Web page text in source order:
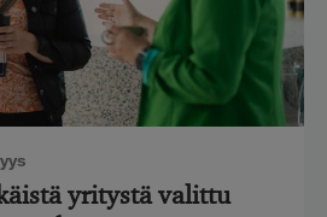
yritystä valittu